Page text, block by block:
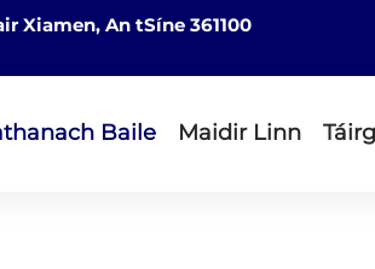
Xiamen, An tSíne 361100
Baile Maidir Linn